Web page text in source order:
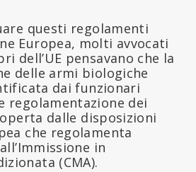
questi regolamenti
Europea, molti avvocati
dell’UE pensavano che la
delle armi biologiche
dai funzionari
regolamentazione dei
dalle disposizioni
che regolamenta
in
(CMA).